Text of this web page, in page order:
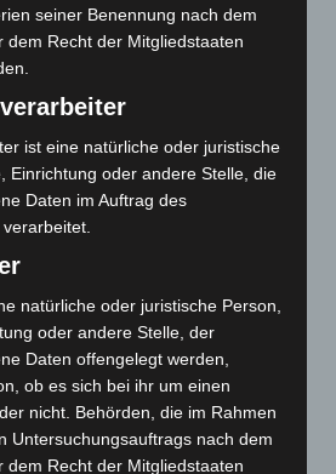
seiner Benennung nach dem
dem Recht der Mitgliedstaaten
ist eine natürliche oder juristische
Einrichtung oder andere Stelle, die
Daten im Auftrag des
natürliche oder juristische Person,
oder andere Stelle, der
Daten offengelegt werden,
ob es sich bei ihr um einen
nicht. Behörden, die im Rahmen
Untersuchungsauftrags nach dem
dem Recht der Mitgliedstaaten